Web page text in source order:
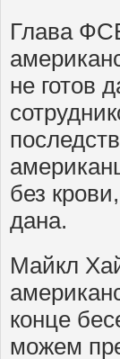
Глава
не готов
без
дана.
Майкл
конце
можем